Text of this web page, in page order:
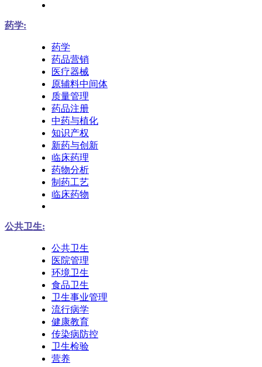
药学:
药学
药品营销
医疗器械
原辅料中间体
质量管理
药品注册
中药与植化
知识产权
新药与创新
临床药理
药物分析
制药工艺
临床药物
公共卫生:
公共卫生
医院管理
环境卫生
食品卫生
卫生事业管理
流行病学
健康教育
传染病防控
卫生检验
营养